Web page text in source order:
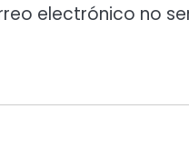
electrónico no